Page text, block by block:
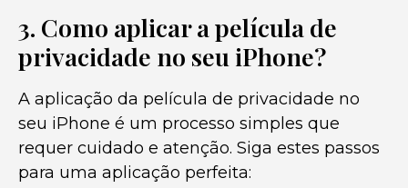
3. Como aplicar a película de
privacidade no seu iPhone?
A aplicação da película de privacidade no
seu iPhone é um processo simples que
requer cuidado e atenção. Siga estes passos
para uma aplicação perfeita: